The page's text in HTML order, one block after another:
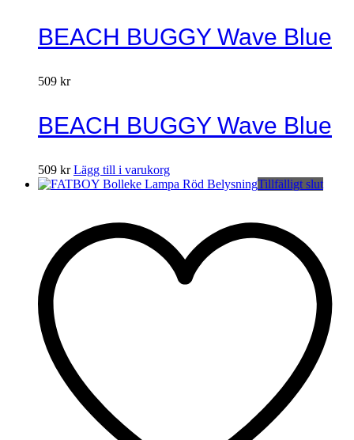
BEACH BUGGY Wave Blue
509 kr
BEACH BUGGY Wave Blue
509 kr Lägg till i varukorg
Tillfälligt slut